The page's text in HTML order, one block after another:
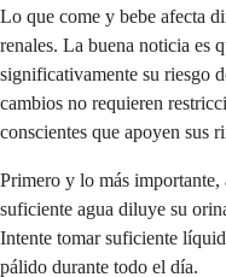
Lo que come y bebe afecta
renales. La buena noticia es
significativamente su riesgo
cambios no requieren
conscientes que apoyen sus
Primero y lo más
suficiente agua diluye su
Intente tomar suficiente
pálido durante todo el día.